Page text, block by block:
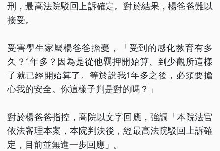
刑，最高法院駁回上訴確定。對於結果，楊爸爸難以
接受。
受害學生家屬楊爸爸擔憂，「受到的感化教育有多
久？1年多？因為是從他羈押開始算、到少觀所這樣
子就已經開始算了。等於說我1年多之後，必須要擔
心我的安全。你這樣子判是對的嗎？」
對於楊爸爸指控，高院以文字回應，強調「本院法官
依法審理本案，本院判決後，經最高法院駁回上訴確
定，目前並無進一步回應」。